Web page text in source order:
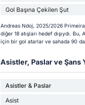
Gol Başına Çekilen Şut
Andreas Ndoj, 2025/2026
diğer 18 atışları hedef dışıydı.
için bir gol atarlar ve sahada 90
Asistler, Paslar ve Şans
Asistler & Paslar
Asist